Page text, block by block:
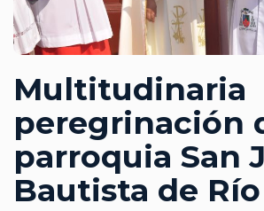
Multitudinaria
peregrinación
parroquia San
Bautista de